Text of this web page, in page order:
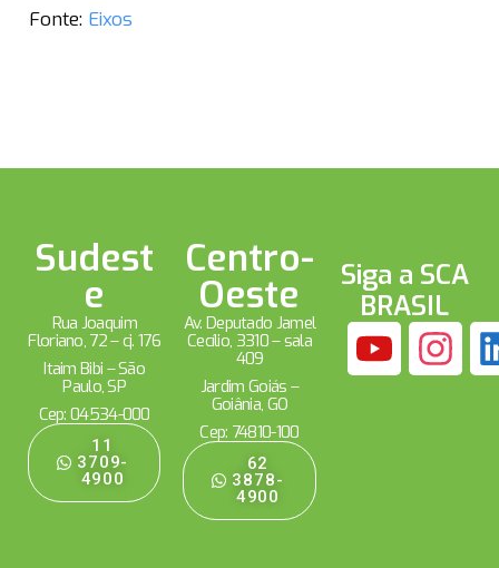
Fonte: Eixos
Sudest
e
Rua Joaquim
Floriano, 72 – cj. 176
Itaim Bibi – São
Paulo, SP
Cep: 04534-000
11
3709-
4900
Centro-
Oeste
Av. Deputado Jamel
Cecílio, 3310 – sala
409
Jardim Goiás –
Goiânia, GO
Cep: 74810-100
62
3878-
4900
Siga a SCA
BRASIL